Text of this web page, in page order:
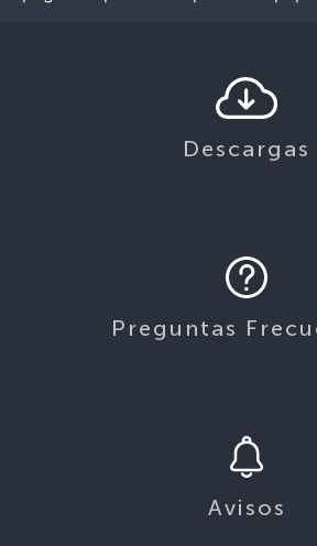
Descargas
Preguntas
Avisos